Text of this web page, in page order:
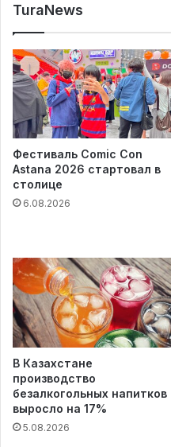
TuraNews
Фестиваль Comic Con
Astana 2026 стартовал в
столице
6.08.2026
В Казахстане
производство
безалкогольных напитков
выросло на 17%
5.08.2026